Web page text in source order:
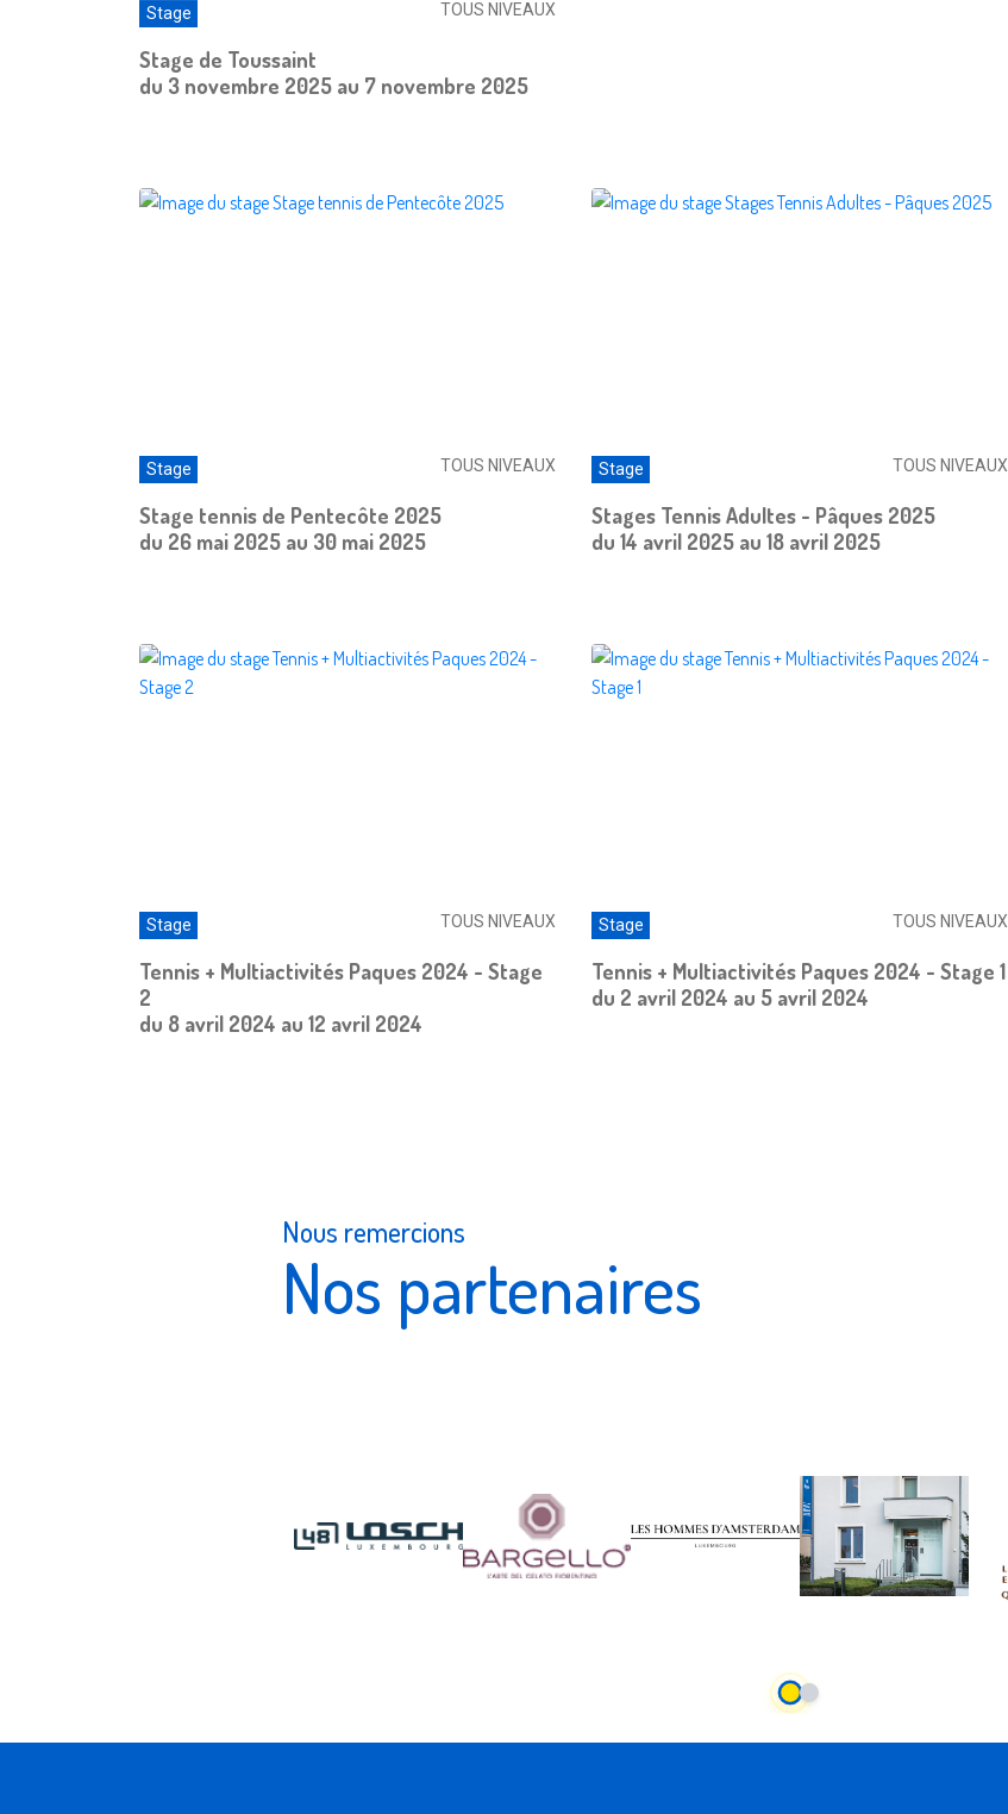
Stage TOUS NIVEAUX
Stage de Toussaint
du 3 novembre 2025 au 7 novembre 2025
Stage TOUS NIVEAUX
Stage tennis de Pentecôte 2025
du 26 mai 2025 au 30 mai 2025
Stage TOUS NIVEAUX
Stages Tennis Adultes - Pâques 2025
du 14 avril 2025 au 18 avril 2025
Stage TOUS NIVEAUX
Tennis + Multiactivités Paques 2024 - Stage
2
du 8 avril 2024 au 12 avril 2024
Stage TOUS NIVEAUX
Tennis + Multiactivités Paques 2024 - Stage 1
du 2 avril 2024 au 5 avril 2024
Nous remercions
Nos partenaires